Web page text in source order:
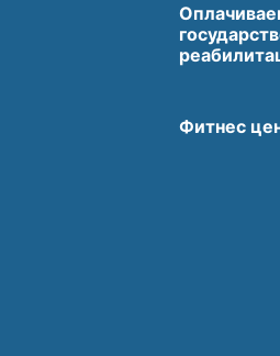
Фитнес